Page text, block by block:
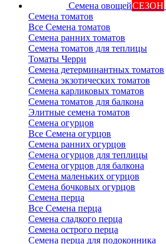
Семена овощейСЕЗОН
Семена томатов
Все Семена томатов
Семена ранних томатов
Семена томатов для теплицы
Томаты Черри
Семена детерминантных томатов
Семена экзотических томатов
Семена карликовых томатов
Семена томатов для балкона
Элитные семена томатов
Семена огурцов
Все Семена огурцов
Семена ранних огурцов
Семена огурцов для теплицы
Семена огурцов для балкона
Семена маленьких огурцов
Семена бочковых огурцов
Семена перца
Все Семена перца
Семена сладкого перца
Семена острого перца
Семена перца для подоконника